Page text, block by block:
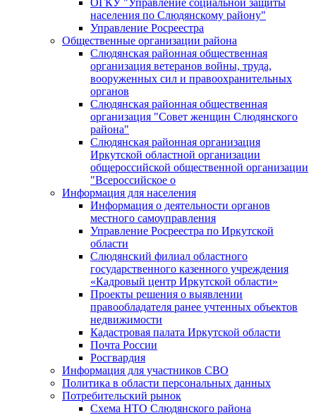
ОГКУ "Управление социальной защиты
населения по Слюдянскому району"
Управление Росреестра
Общественные организации района
Слюдянская районная общественная
организация ветеранов войны, труда,
вооруженных сил и правоохранительных
органов
Слюдянская районная общественная
организация "Совет женщин Слюдянского
района"
Слюдянская районная организация
Иркутской областной организации
общероссийской общественной организации
"Всероссийское о
Информация для населения
Информация о деятельности органов
местного самоуправления
Управление Росреестра по Иркутской
области
Слюдянский филиал областного
государственного казенного учреждения
«Кадровый центр Иркутской области»
Проекты решения о выявлении
правообладателя ранее учтенных объектов
недвижимости
Кадастровая палата Иркутской области
Почта России
Росгвардия
Информация для участников СВО
Политика в области персональных данных
Потребительский рынок
Схема НТО Слюдянского района